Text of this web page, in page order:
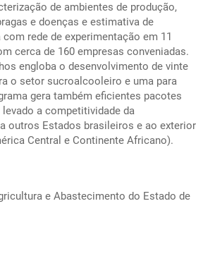
de ambientes de produção,
e doenças e estimativa de
rede de experimentação em 11
cerca de 160 empresas conveniadas.
engloba o desenvolvimento de vinte
o setor sucroalcooleiro e uma para
gera também eficientes pacotes
a competitividade da
outros Estados brasileiros e ao exterior
Central e Continente Africano).
e Abastecimento do Estado de